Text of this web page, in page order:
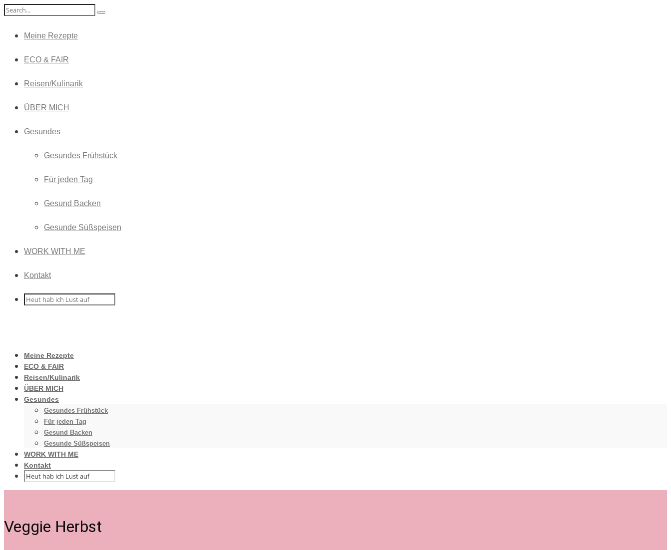
Meine Rezepte
ECO & FAIR
Reisen/Kulinarik
ÜBER MICH
Gesundes
Gesundes Frühstück
Für jeden Tag
Gesund Backen
Gesunde Süßspeisen
WORK WITH ME
Kontakt
Meine Rezepte
ECO & FAIR
Reisen/Kulinarik
ÜBER MICH
Gesundes
Gesundes Frühstück
Für jeden Tag
Gesund Backen
Gesunde Süßspeisen
WORK WITH ME
Kontakt
Veggie Herbst